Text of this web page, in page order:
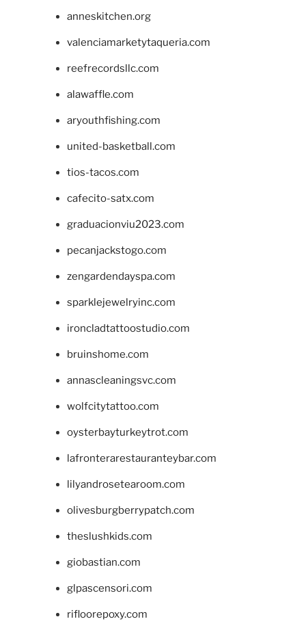
anneskitchen.org
valenciamarketytaqueria.com
reefrecordsllc.com
alawaffle.com
aryouthfishing.com
united-basketball.com
tios-tacos.com
cafecito-satx.com
graduacionviu2023.com
pecanjackstogo.com
zengardendayspa.com
sparklejewelryinc.com
ironcladtattoostudio.com
bruinshome.com
annascleaningsvc.com
wolfcitytattoo.com
oysterbayturkeytrot.com
lafronterarestauranteybar.com
lilyandrosetearoom.com
olivesburgberrypatch.com
theslushkids.com
giobastian.com
glpascensori.com
rifloorepoxy.com